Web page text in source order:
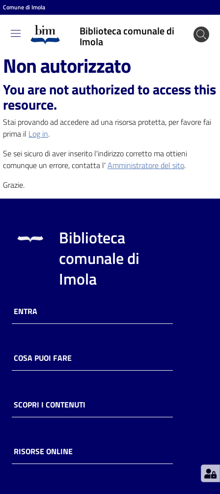
Vai al contenuto
Vai alla navigazione
Vai al footer
Comune di Imola
Biblioteca comunale di
Imola
Biblioteca
comunale
di Imola
Entra
Cosa
puoi
fare
contenuti
Casa
Piani
Archivio
storico
Patto
Non autorizzato
You are not authorized to access this
resource.
Stai provando ad accedere ad una risorsa protetta, per favore fai
prima il Log in.
Se sei sicuro di aver inserito l'indirizzo corretto ma ottieni
comunque un errore, contatta l' Amministratore del sito.
Grazie.
Biblioteca
comunale di
Imola
ENTRA
COSA PUOI FARE
SCOPRI I CONTENUTI
RISORSE ONLINE